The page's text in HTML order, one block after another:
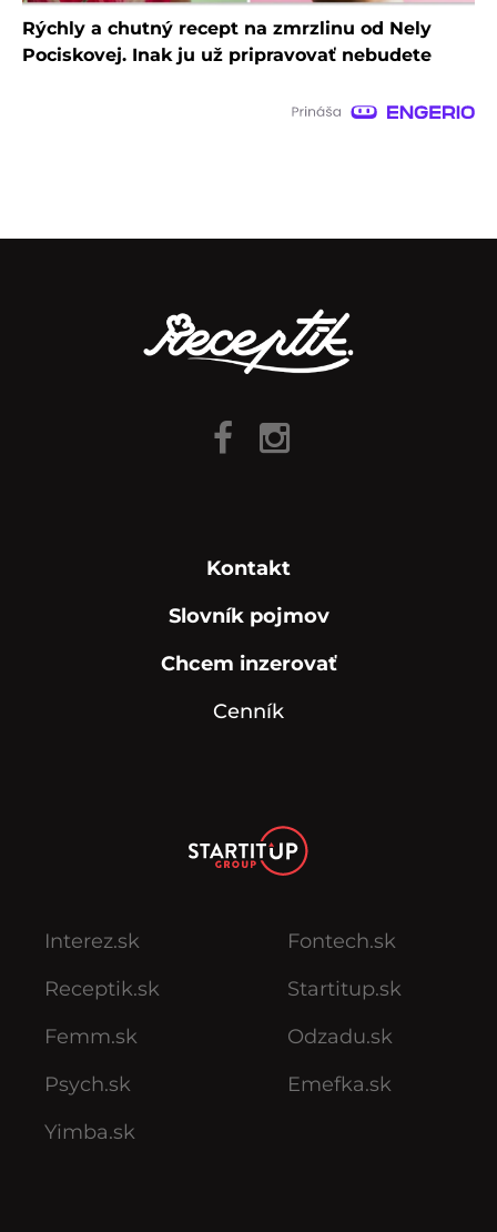
Rýchly a chutný recept na zmrzlinu od Nely
Pociskovej. Inak ju už pripravovať nebudete
Kontakt
Slovník pojmov
Chcem inzerovať
Cenník
Interez.sk
Receptik.sk
Femm.sk
Psych.sk
Yimba.sk
Fontech.sk
Startitup.sk
Odzadu.sk
Emefka.sk